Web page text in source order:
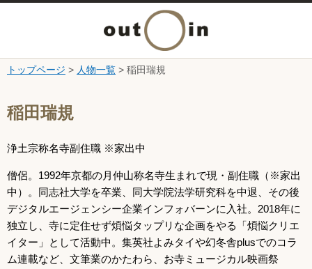
本文へ
ニ
ー
を
開
く
トップページ > 人物一覧 > 稲田瑞規
稲田瑞規
浄土宗称名寺副住職 ※家出中
僧侶。1992年京都の月仲山称名寺生まれで現・副住職（※家出
中）。同志社大学を卒業、同大学院法学研究科を中退、その後
デジタルエージェンシー企業インフォバーンに入社。2018年に
独立し、寺に定住せず煩悩タップリな企画をやる「煩悩クリエ
イター」として活動中。集英社よみタイや幻冬舎plusでのコラ
ム連載など、文筆業のかたわら、お寺ミュージカル映画祭